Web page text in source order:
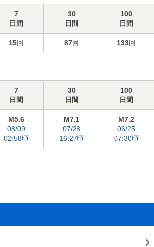
7
日間
30
日間
100
日間
15回 87回 133回
7
日間
30
日間
100
日間
M5.6
08/09
02:58頃
M7.1
07/28
16:27頃
M7.2
06/25
07:30頃